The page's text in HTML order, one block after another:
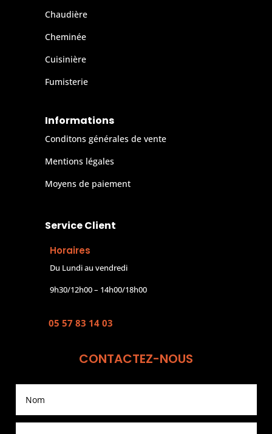
Chaudière
Cheminée
Cuisinière
Fumisterie
Informations
Conditons générales de vente
Mentions légales
Moyens de paiement
Service Client
Horaires
Du Lundi au vendredi
9h30/12h00 – 14h00/18h00
05 57 83 14 03
CONTACTEZ-NOUS